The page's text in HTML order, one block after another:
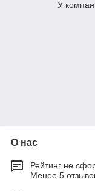
У
О нас
Рейтинг не
Менее 5